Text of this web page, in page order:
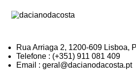
Rua Arriaga 2, 1200-609 Lisboa,
Telefone : (+351) 911 081 409
Email : geral@dacianodacosta.pt